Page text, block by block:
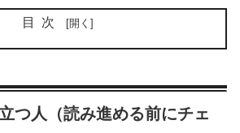
目次
つ人（読み進める前にチェ